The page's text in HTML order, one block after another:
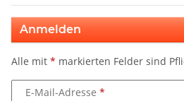
Anmelden
Alle mit * markierten Felder sind
E-Mail-Adresse